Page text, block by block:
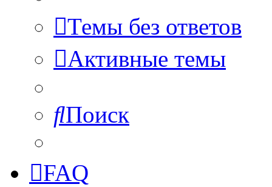
Темы без ответов
Активные темы
Поиск
FAQ